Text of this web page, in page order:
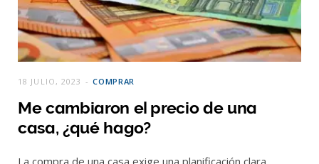
COMPRAR
18 JULIO, 2023
Me cambiaron el precio de una
casa, ¿qué hago?
La compra de una casa exige una planificación clara,